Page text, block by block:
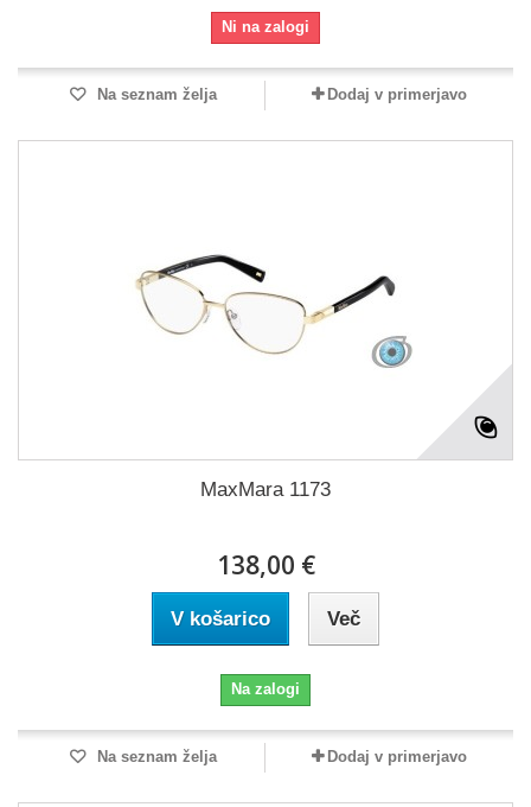
Ni na zalogi
Na seznam želja Dodaj v primerjavo
MaxMara 1173
138,00 €
V košarico Več
Na zalogi
Na seznam želja Dodaj v primerjavo